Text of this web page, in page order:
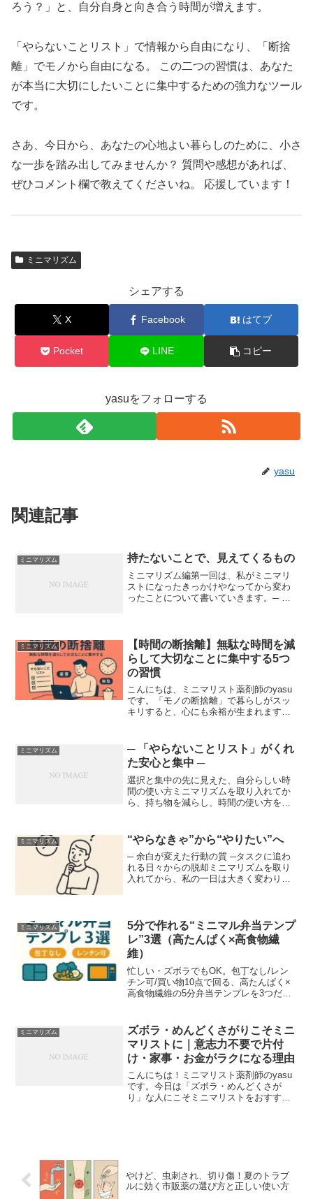
ろう？」と、自分自身と向き合う時間が増えます。
「やらないことリスト」で情報から自由になり、「断捨
離」でモノから自由になる。 この二つの習慣は、あなた
が本当に大切にしたいことに集中するための強力なツール
です。
さあ、今日から、あなたの心地よい暮らしのために、小さ
な一歩を踏み出してみませんか？ 質問や感想があれば、
ぜひコメント欄で教えてくださいね。 応援しています！
ミニマリズム
シェアする
X Facebook はてブ
Pocket LINE コピー
yasuをフォローする
yasu
関連記事
ミニマリズム 持たないことで、見えてくるもの
ミニマリズム編第一回は、私がミニマリ
ストになったきっかけやなってから変わ
ったことについて書いていきます。─ ミ
部屋も頭の中も常に散...
ミニマリズム
【時間の断捨離】無駄な時間を減
らして大切なことに集中する5つ
の習慣
こんにちは、ミニマリスト薬剤師のyasu
です。「モノの断捨離」で暮らしがスッ
キリすると、心にも余裕が生まれます。
間だけ。しかし多くの人は、「本当にや
りたいこと」よりも...
ミニマリズム
─ 「やらないことリスト」がくれ
た安心と集中 ─
選択と集中の先に見えた、自分らしい時
間の使い方ミニマリズムを取り入れてか
ら、持ち物を減らし、時間の使い方を見
生まれたひとつの習慣が、「やらないこ
とリスト」を作ること。以...
ミニマリズム “やらなきゃ”から“やりたい”へ
─ 余白が変えた行動の質 ─タスクに追わ
れる日々からの脱却ミニマリズムを取り
入れてから、私の一日は大きく変わりま
活に違和感を覚え、持...
ミニマリズム
5分で作れる“ミニマル弁当テンプ
レ”3選（高たんぱく×高食物繊
維）
忙しい・ズボラでもOK。包丁なし/レン
チン可/買い物10点で回る、高たんぱく×
高食物繊維の5分弁当テンプレを3つだけ
BOX（今日の5分）下のテンプレから1つ
選ぶ。...
ミニマリズム
ズボラ・めんどくさがりこそミニ
マリストに｜意志力不要で片付
け・家事・お金がラクになる理由
こんにちは！ミニマリスト薬剤師のyasu
です。今日は「ズボラ・めんどくさが
り」な人にこそミニマリストをおすすめ
やけど、虫刺され、切り傷！夏のトラブ
ルに効く市販薬の選び方と正しい使い方